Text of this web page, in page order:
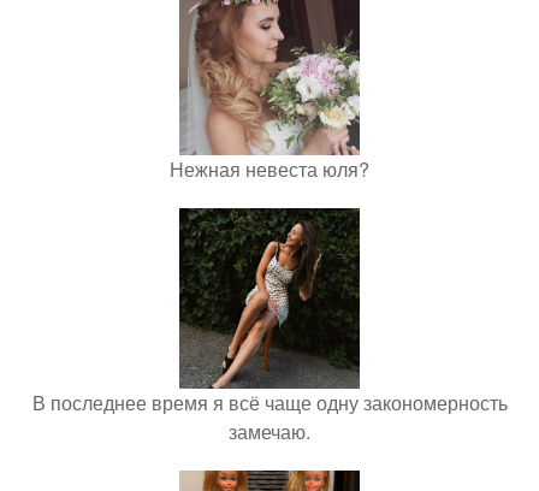
Нежная невеста юля?
В последнее время я всё чаще одну закономерность
замечаю.